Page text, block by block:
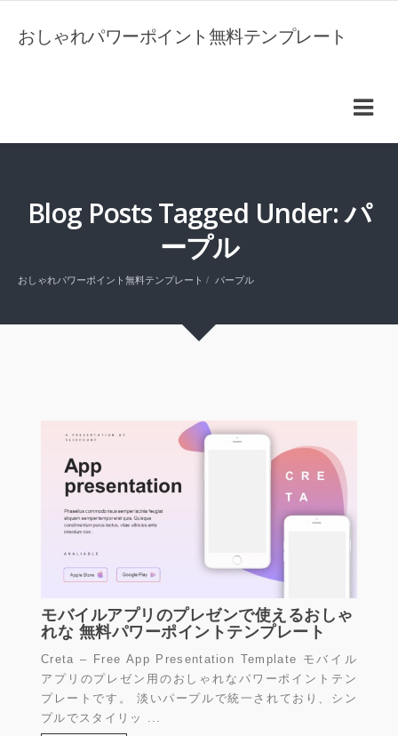
おしゃれパワーポイント無料テンプレート
Blog Posts Tagged Under: パ
ープル
おしゃれパワーポイント無料テンプレート パープル
モバイルアプリのプレゼンで使えるおしゃ
れな 無料パワーポイントテンプレート
Creta – Free App Presentation Template モバイル
アプリのプレゼン用のおしゃれなパワーポイントテン
プレートです。 淡いパープルで統一されており、シン
プルでスタイリッ ...